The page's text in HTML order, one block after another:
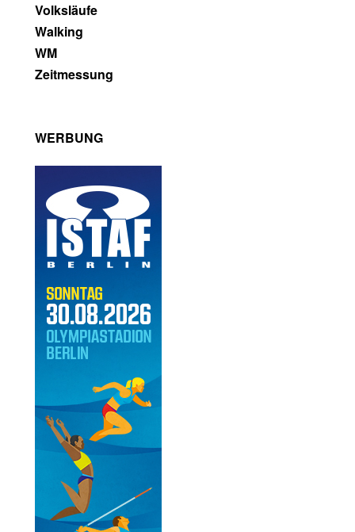
Volksläufe
Walking
WM
Zeitmessung
WERBUNG